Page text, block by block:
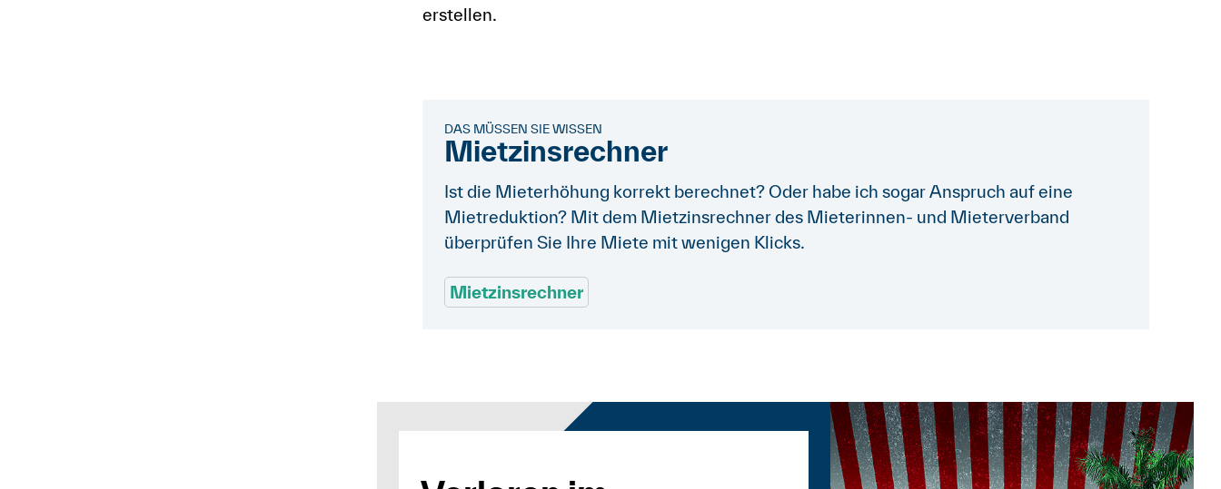
erstellen.
DAS MÜSSEN SIE WISSEN
Mietzinsrechner
Ist die Mieterhöhung korrekt berechnet? Oder habe ich sogar Anspruch auf eine
Mietreduktion? Mit dem Mietzinsrechner des Mieterinnen- und Mieterverband
überprüfen Sie Ihre Miete mit wenigen Klicks.
Mietzinsrechner